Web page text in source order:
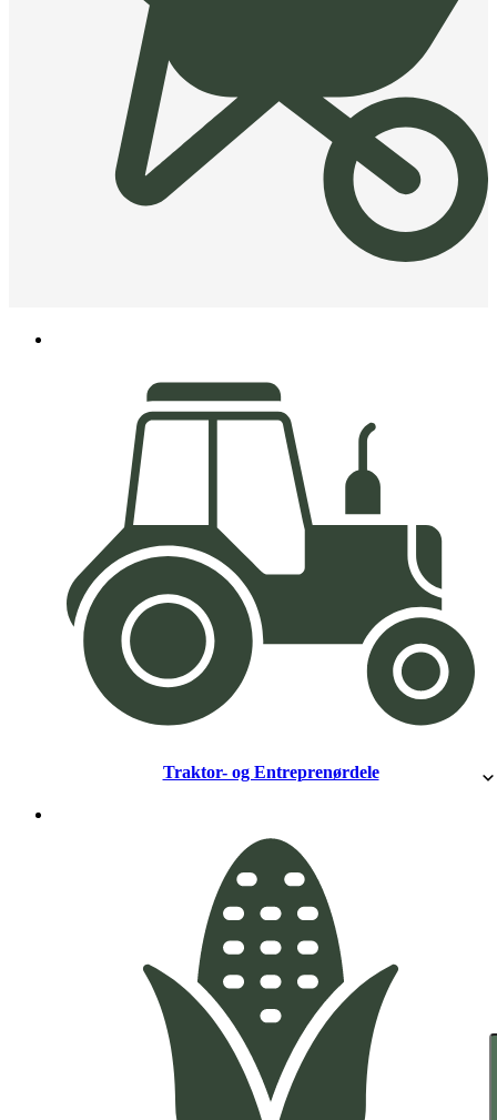
Traktor- og Entreprenørdele